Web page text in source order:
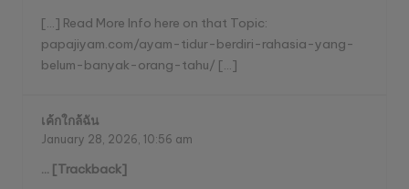
[…] Read More Info here on that Topic:
papajiyam.com/ayam-tidur-berdiri-rahasia-yang-
belum-banyak-orang-tahu/ […]
เค้กใกล้ฉัน
January 28, 2026, 10:56 am
… [Trackback]